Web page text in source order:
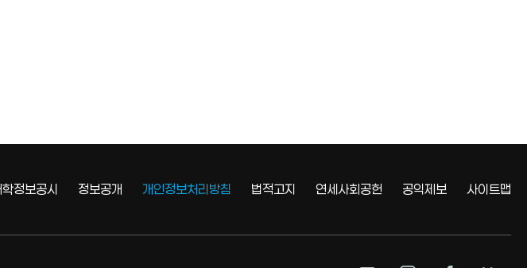
학정보공시 정보공개 개인정보처리방침 법적고지 연세사회공헌 공익제보 사이트맵